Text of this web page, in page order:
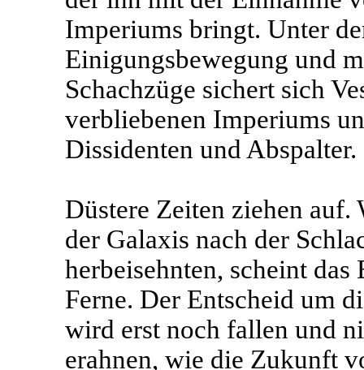
Imperiums bringt. Unter
Einigungsbewegung und
Schachzüge sichert sich
verbliebenen Imperiums
Dissidenten und Abspalter.
Düstere Zeiten ziehen
der Galaxis nach der
herbeisehnten, scheint
Ferne. Der Entscheid um
wird erst noch fallen und
erahnen, wie die Zukunft